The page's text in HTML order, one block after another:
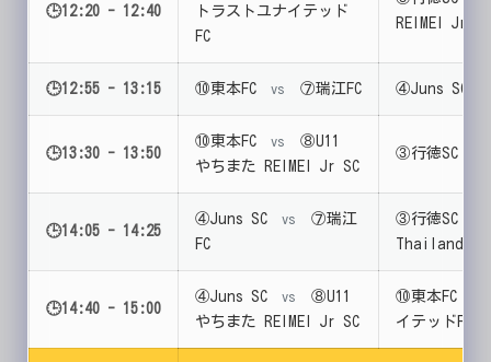
🕒12:20 - 12:40
トラストユナイテッド
FC
REIMEI Jr SC
🕒12:55 - 13:15 ⑩東本FC vs ⑦瑞江FC ④Juns SC
🕒13:30 - 13:50
⑩東本FC vs
⑧U11
やちまた REIMEI Jr SC
③行徳SC
🕒14:05 - 14:25
④Juns SC vs
⑦瑞江
FC
③行徳SC
Thailand
🕒14:40 - 15:00
④Juns SC vs
⑧U11
やちまた REIMEI Jr SC
⑩東本FC
イテッドFC